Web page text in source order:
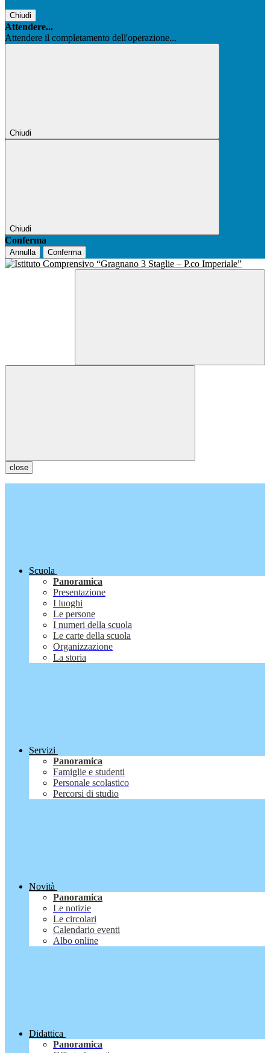
Chiudi
Attendere...
Attendere il completamento dell'operazione...
Chiudi
Chiudi
Conferma
Annulla Conferma
close
Scuola
Panoramica
Presentazione
I luoghi
Le persone
I numeri della scuola
Le carte della scuola
Organizzazione
La storia
Servizi
Panoramica
Famiglie e studenti
Personale scolastico
Percorsi di studio
Novità
Panoramica
Le notizie
Le circolari
Calendario eventi
Albo online
Didattica
Panoramica